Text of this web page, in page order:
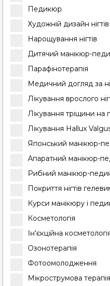
Педикюр
Художній дизайн нігтів
Нарощування нігтів
Дитячий манікюр-
Парафінотерапія
Медичний догляд за
Лікування врослого
Лікування тріщини на
Лікування Hallux
Японський манікюр-
Апаратний манікюр-
Рибний манікюр-
Покриття нігтів
Курси манікюру і
Косметологія
Ін'єкційна
Озонотерапія
Фотоомолодження
Мікрострумова терапія